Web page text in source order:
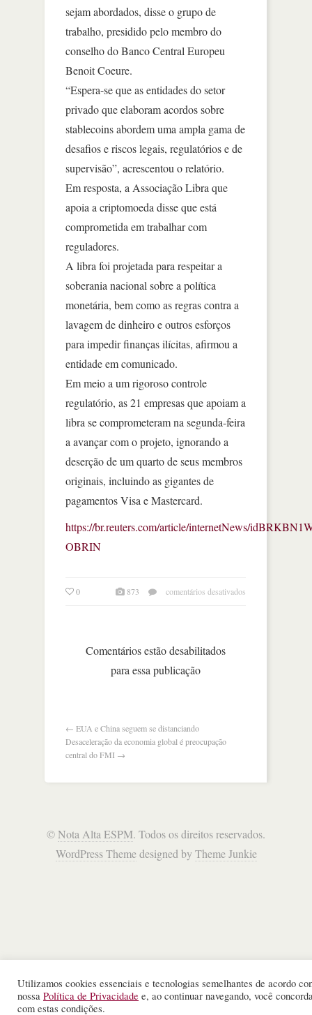
sejam abordados, disse o grupo de
trabalho, presidido pelo membro do
conselho do Banco Central Europeu
Benoit Coeure.
“Espera-se que as entidades do setor
privado que elaboram acordos sobre
stablecoins abordem uma ampla gama de
desafios e riscos legais, regulatórios e de
supervisão”, acrescentou o relatório.
Em resposta, a Associação Libra que
apoia a criptomoeda disse que está
comprometida em trabalhar com
reguladores.
A libra foi projetada para respeitar a
soberania nacional sobre a política
monetária, bem como as regras contra a
lavagem de dinheiro e outros esforços
para impedir finanças ilícitas, afirmou a
entidade em comunicado.
Em meio a um rigoroso controle
regulatório, as 21 empresas que apoiam a
libra se comprometeram na segunda-feira
a avançar com o projeto, ignorando a
deserção de um quarto de seus membros
originais, incluindo as gigantes de
pagamentos Visa e Mastercard.
https://br.reuters.com/article/internetNews/
OBRIN
0 873 comentários desativados
Comentários estão desabilitados
para essa publicação
← EUA e China seguem se distanciando
Desaceleração da economia global é preocupação
central do FMI →
©Nota Alta ESPM. Todos os direitos reservados.
WordPress Themedesigned by Theme Junkie
Utilizamos cookies essenciais e tecnologias semelhantes de acordo
nossa Política de Privacidade e, ao continuar navegando, você
com estas condições.